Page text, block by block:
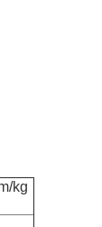
kg